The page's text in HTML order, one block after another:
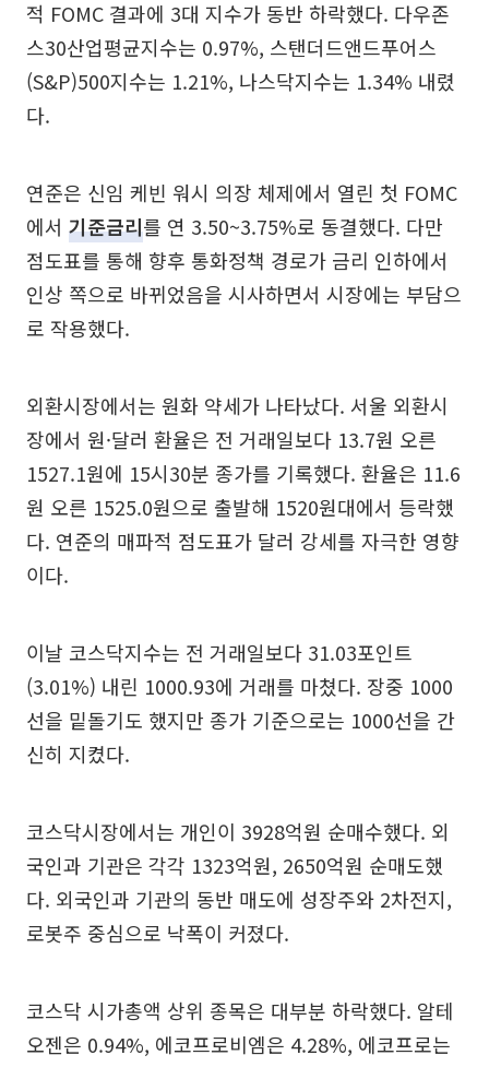
적 FOMC 결과에 3대 지수가 동반 하락했다. 다우존
스30산업평균지수는 0.97%, 스탠더드앤드푸어스
(S&P)500지수는 1.21%, 나스닥지수는 1.34% 내렸
다.
연준은 신임 케빈 워시 의장 체제에서 열린 첫 FOMC
에서 기준금리를 연 3.50~3.75%로 동결했다. 다만
점도표를 통해 향후 통화정책 경로가 금리 인하에서
인상 쪽으로 바뀌었음을 시사하면서 시장에는 부담으
로 작용했다.
외환시장에서는 원화 약세가 나타났다. 서울 외환시
장에서 원·달러 환율은 전 거래일보다 13.7원 오른
1527.1원에 15시30분 종가를 기록했다. 환율은 11.6
원 오른 1525.0원으로 출발해 1520원대에서 등락했
다. 연준의 매파적 점도표가 달러 강세를 자극한 영향
이다.
이날 코스닥지수는 전 거래일보다 31.03포인트
(3.01%) 내린 1000.93에 거래를 마쳤다. 장중 1000
선을 밑돌기도 했지만 종가 기준으로는 1000선을 간
신히 지켰다.
코스닥시장에서는 개인이 3928억원 순매수했다. 외
국인과 기관은 각각 1323억원, 2650억원 순매도했
다. 외국인과 기관의 동반 매도에 성장주와 2차전지,
로봇주 중심으로 낙폭이 커졌다.
코스닥 시가총액 상위 종목은 대부분 하락했다. 알테
오젠은 0.94%, 에코프로비엠은 4.28%, 에코프로는